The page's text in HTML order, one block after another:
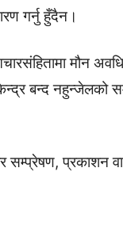
गर्नु हुँदैन।
मौन
बन्द नहुन्जेलको
सम्प्रेषण, प्रकाशन